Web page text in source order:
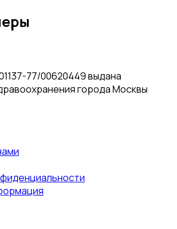
77/00620449 выдана
города Москвы